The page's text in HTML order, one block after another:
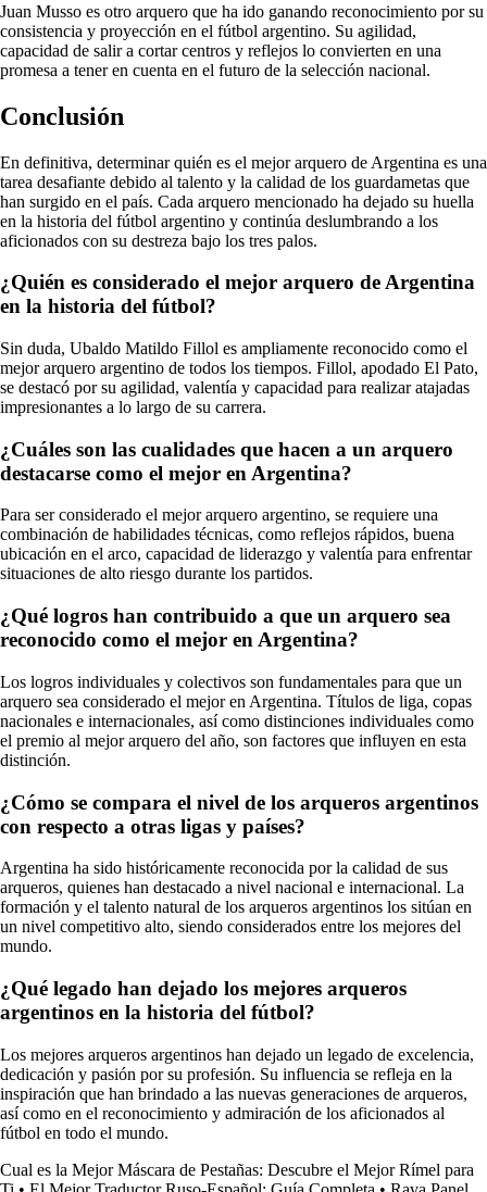
Juan Musso es otro arquero que ha ido ganando reconocimiento por su
consistencia y proyección en el fútbol argentino. Su agilidad,
capacidad de salir a cortar centros y reflejos lo convierten en una
promesa a tener en cuenta en el futuro de la selección nacional.
Conclusión
En definitiva, determinar quién es el mejor arquero de Argentina es una
tarea desafiante debido al talento y la calidad de los guardametas que
han surgido en el país. Cada arquero mencionado ha dejado su huella
en la historia del fútbol argentino y continúa deslumbrando a los
aficionados con su destreza bajo los tres palos.
¿Quién es considerado el mejor arquero de Argentina
en la historia del fútbol?
Sin duda, Ubaldo Matildo Fillol es ampliamente reconocido como el
mejor arquero argentino de todos los tiempos. Fillol, apodado El Pato,
se destacó por su agilidad, valentía y capacidad para realizar atajadas
impresionantes a lo largo de su carrera.
¿Cuáles son las cualidades que hacen a un arquero
destacarse como el mejor en Argentina?
Para ser considerado el mejor arquero argentino, se requiere una
combinación de habilidades técnicas, como reflejos rápidos, buena
ubicación en el arco, capacidad de liderazgo y valentía para enfrentar
situaciones de alto riesgo durante los partidos.
¿Qué logros han contribuido a que un arquero sea
reconocido como el mejor en Argentina?
Los logros individuales y colectivos son fundamentales para que un
arquero sea considerado el mejor en Argentina. Títulos de liga, copas
nacionales e internacionales, así como distinciones individuales como
el premio al mejor arquero del año, son factores que influyen en esta
distinción.
¿Cómo se compara el nivel de los arqueros argentinos
con respecto a otras ligas y países?
Argentina ha sido históricamente reconocida por la calidad de sus
arqueros, quienes han destacado a nivel nacional e internacional. La
formación y el talento natural de los arqueros argentinos los sitúan en
un nivel competitivo alto, siendo considerados entre los mejores del
mundo.
¿Qué legado han dejado los mejores arqueros
argentinos en la historia del fútbol?
Los mejores arqueros argentinos han dejado un legado de excelencia,
dedicación y pasión por su profesión. Su influencia se refleja en la
inspiración que han brindado a las nuevas generaciones de arqueros,
así como en el reconocimiento y admiración de los aficionados al
fútbol en todo el mundo.
Cual es la Mejor Máscara de Pestañas: Descubre el Mejor Rímel para